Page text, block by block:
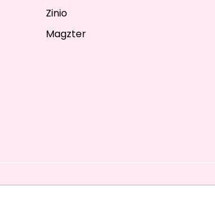
Zinio
Magzter
LOS DERECHOS RESERVADOS. TBG -